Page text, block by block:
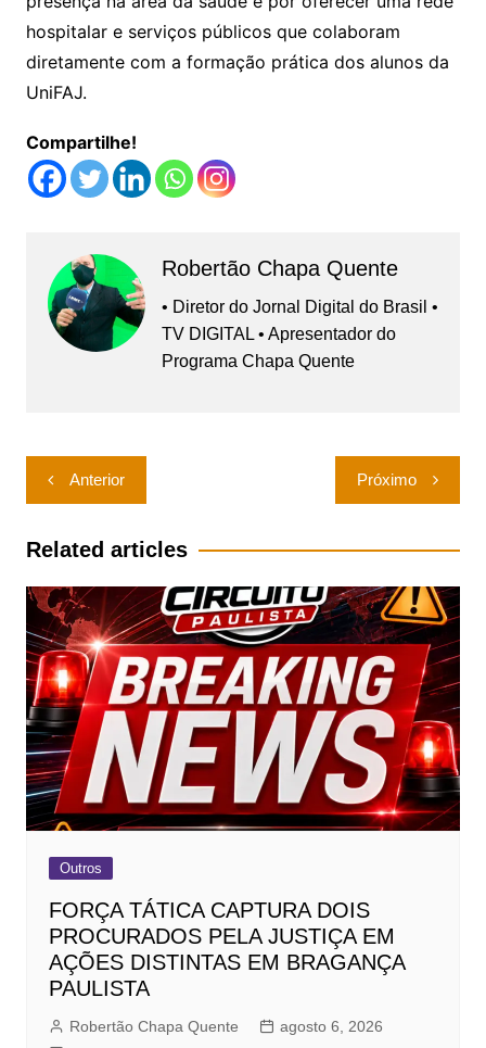
hospitalar e serviços públicos que colaboram
diretamente com a formação prática dos alunos da
UniFAJ.
Compartilhe!
Robertão Chapa Quente
• Diretor do Jornal Digital do Brasil •
TV DIGITAL • Apresentador do
Programa Chapa Quente
Navegação
de
Post
Anterior Próximo
Related articles
Outros
FORÇA TÁTICA CAPTURA DOIS
PROCURADOS PELA JUSTIÇA EM
AÇÕES DISTINTAS EM BRAGANÇA
PAULISTA
Robertão Chapa Quente
agosto 6, 2026